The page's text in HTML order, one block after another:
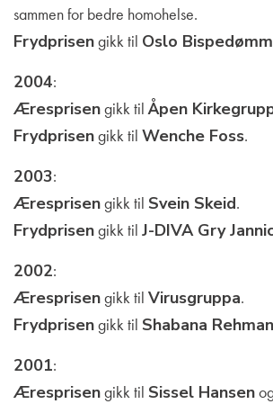
sammen for bedre homohelse.
Frydprisengikk til Oslo
2004:
Æresprisengikk til Åpen
Frydprisengikk til Wenche Foss.
2003:
Æresprisengikk til Svein Skeid.
Frydprisengikk til J-DIVA Gry
2002:
Æresprisengikk til Virusgruppa.
Frydprisengikk til Shabana Rehman
2001:
Æresprisengikk til Sissel Hansen